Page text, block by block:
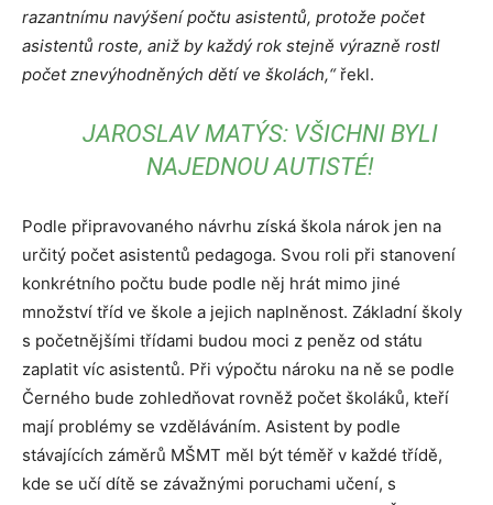
razantnímu navýšení počtu asistentů, protože počet
asistentů roste, aniž by každý rok stejně výrazně rostl
počet znevýhodněných dětí ve školách,“řekl.
JAROSLAV MATÝS: VŠICHNI BYLI
NAJEDNOU AUTISTÉ!
Podle připravovaného návrhu získá škola nárok jen na
určitý počet asistentů pedagoga. Svou roli při stanovení
konkrétního počtu bude podle něj hrát mimo jiné
množství tříd ve škole a jejich naplněnost. Základní školy
s početnějšími třídami budou moci z peněz od státu
zaplatit víc asistentů. Při výpočtu nároku na ně se podle
Černého bude zohledňovat rovněž počet školáků, kteří
mají problémy se vzděláváním. Asistent by podle
stávajících záměrů MŠMT měl být téměř v každé třídě,
kde se učí dítě se závažnými poruchami učení, s